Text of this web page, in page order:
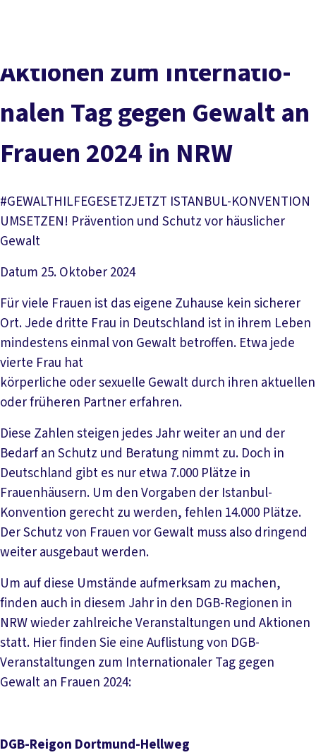
Politik in NRW
Service
Mitmachen
Aktionen zum In­ter­na­tio­
na­len Tag ge­gen Ge­walt an
Frau­en 2024 in NRW
#GEWALTHILFEGESETZJETZT ISTANBUL-KONVENTION
UMSETZEN! Prävention und Schutz vor häuslicher
Gewalt
Datum 25. Oktober 2024
Für viele Frauen ist das eigene Zuhause kein sicherer
Ort. Jede dritte Frau in Deutschland ist in ihrem Leben
mindestens einmal von Gewalt betroffen. Etwa jede
vierte Frau hat
körperliche oder sexuelle Gewalt durch ihren aktuellen
oder früheren Partner erfahren.
Diese Zahlen steigen jedes Jahr weiter an und der
Bedarf an Schutz und Beratung nimmt zu. Doch in
Deutschland gibt es nur etwa 7.000 Plätze in
Frauenhäusern. Um den Vorgaben der Istanbul-
Konvention gerecht zu werden, fehlen 14.000 Plätze.
Der Schutz von Frauen vor Gewalt muss also dringend
weiter ausgebaut werden.
Um auf diese Umstände aufmerksam zu machen,
finden auch in diesem Jahr in den DGB-Regionen in
NRW wieder zahlreiche Veranstaltungen und Aktionen
statt. Hier finden Sie eine Auflistung von DGB-
Veranstaltungen zum Internationaler Tag gegen
Gewalt an Frauen 2024:
DGB-Reigon Dortmund-Hellweg